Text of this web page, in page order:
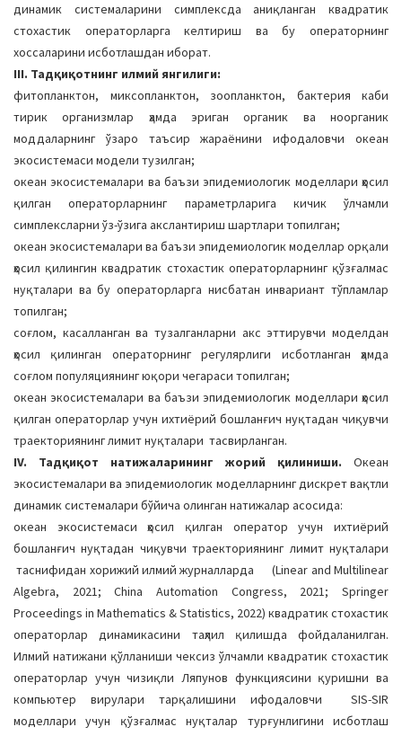
динамик системаларини симплексда аниқланган квадратик
стохастик операторларга келтириш ва бу операторнинг
хоссаларини исботлашдан иборат.
III. Тадқиқотнинг илмий янгилиги:
фитопланктон, миксопланктон, зоопланктон, бактерия каби
тирик организмлар ҳамда эриган органик ва ноорганик
моддаларнинг ўзаро таъсир жараёнини ифодаловчи океан
экосистемаси модели тузилган;
океан экосистемалари ва баъзи эпидемиологик моделлари ҳосил
қилган операторларнинг параметрларига кичик ўлчамли
симплексларни ўз-ўзига акслантириш шартлари топилган;
океан экосистемалари ва баъзи эпидемиологик моделлар орқали
ҳосил қилингин квадратик стохастик операторларнинг қўзғалмас
нуқталари ва бу операторларга нисбатан инвариант тўпламлар
топилган;
соғлом, касалланган ва тузалганларни акс эттирувчи моделдан
ҳосил қилинган операторнинг регулярлиги исботланган ҳамда
соғлом популяциянинг юқори чегараси топилган;
океан экосистемалари ва баъзи эпидемиологик моделлари ҳосил
қилган операторлар учун ихтиёрий бошланғич нуқтадан чиқувчи
траекториянинг лимит нуқталари тасвирланган.
IV. Тадқиқот натижаларининг жорий қилиниши. Океан
экосистемалари ва эпидемиологик моделларнинг дискрет вақтли
динамик системалари бўйича олинган натижалар асосида:
океан экосистемаси ҳосил қилган оператор учун ихтиёрий
бошланғич нуқтадан чиқувчи траекториянинг лимит нуқталари
таснифидан хорижий илмий журналларда (Linear and Multilinear
Algebra, 2021; China Automation Congress, 2021; Springer
Proceedings in Mathematics & Statistics, 2022) квадратик стохастик
операторлар динамикасини таҳлил қилишда фойдаланилган.
Илмий натижани қўлланиши чексиз ўлчамли квадратик стохастик
операторлар учун чизиқли Ляпунов функциясини қуришни ва
компьютер вирулари тарқалишини ифодаловчи SIS-SIR
моделлари учун қўзғалмас нуқталар турғунлигини исботлаш